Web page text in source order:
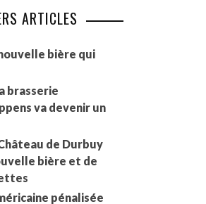
ARTICLES
bière qui
brasserie
va devenir un
de Durbuy
bière et de
pénalisée